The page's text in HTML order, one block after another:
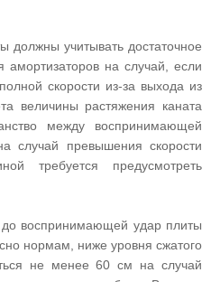
должны учитывать достаточное
амортизаторов на случай, если
скорости из-за выхода из
величины растяжения каната
между воспринимающей
превышения скорости
требуется предусмотреть
воспринимающей удар плиты
нормам, ниже уровня сжатого
не менее 60 см на случай